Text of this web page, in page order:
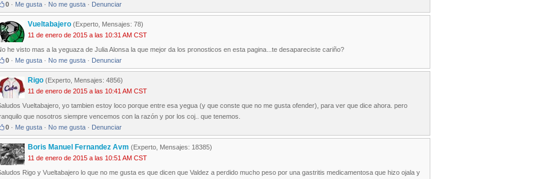
0 · Me gusta · No me gusta · Denunciar
Vueltabajero (Experto, Mensajes: 78)
11 de enero de 2015 a las 10:31 AM CST
he visto mas a la yeguaza de Julia Alonsa la que mejor da los pronosticos en esta pagina...te desapareciste cariño?
0 · Me gusta · No me gusta · Denunciar
Rigo (Experto, Mensajes: 4856)
11 de enero de 2015 a las 10:41 AM CST
Vueltabajero, yo tambien estoy loco porque entre esa yegua (y que conste que no me gusta ofender), para ver que dice ahora. pero
que nosotros siempre vencemos con la razón y por los coj.. que tenemos.
0 · Me gusta · No me gusta · Denunciar
Boris Manuel Fernandez Avm (Experto, Mensajes: 18385)
11 de enero de 2015 a las 10:51 AM CST
Rigo y Vueltabajero lo que no me gusta es que dicen que Valdez a perdido mucho peso por una gastritis medicamentosa que hizo ojala y